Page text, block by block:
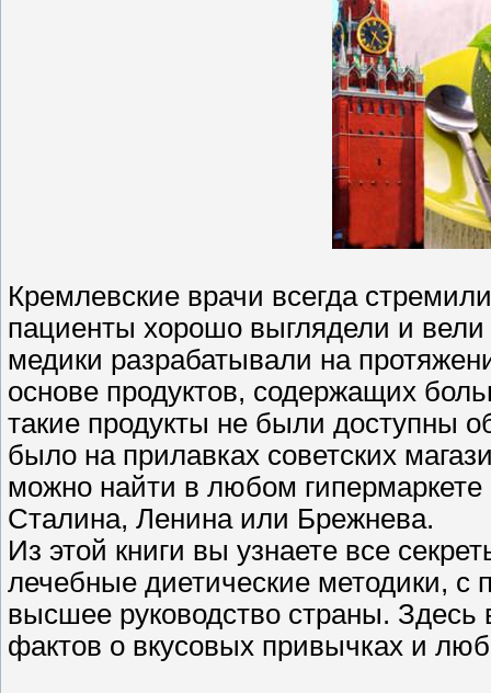
Кремлевские врачи всегда
пациенты хорошо выглядели и
медики разрабатывали на
основе продуктов, содержащих
такие продукты не были доступны
было на прилавках советских
можно найти в любом
Сталина, Ленина или Брежнева.
Из этой книги вы узнаете все
лечебные диетические методики,
высшее руководство страны.
фактов о вкусовых привычках и